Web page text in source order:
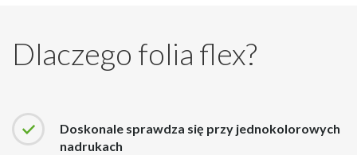
Dlaczego folia flex?
Doskonale sprawdza się przy jednokolorowych
nadrukach